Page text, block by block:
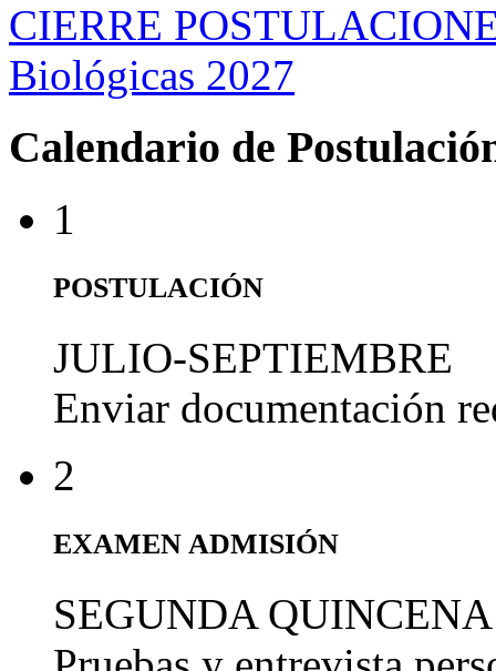
CIERRE
Biológicas 2027
Calendario de
1
POSTULACIÓN
JULIO-SEPTIEMBRE
Enviar documentación
2
EXAMEN ADMISIÓN
SEGUNDA